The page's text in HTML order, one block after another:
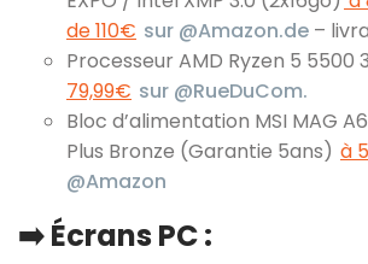
de 110€ sur @Amazon.de –
Processeur AMD Ryzen 5 5500
79,99€ sur @RueDuCom.
Bloc d’alimentation MSI MAG
Plus Bronze (Garantie 5ans) à
@Amazon
➡️Écrans PC :